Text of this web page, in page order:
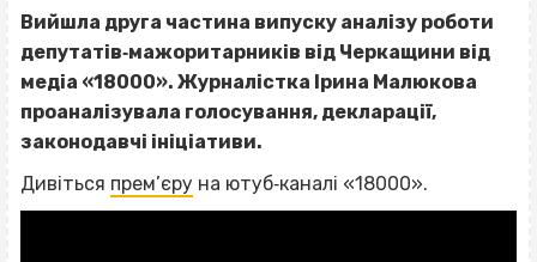
Вийшла друга частина випуску аналізу роботи
депутатів‐мажоритарників від Черкащини від
медіа «18000». Журналістка Ірина Малюкова
проаналізувала голосування, декларації,
законодавчі ініціативи.
Дивіться прем’єру на ютуб‐каналі «18000».